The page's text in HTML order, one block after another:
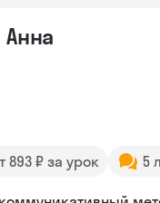
Анна
893 ₽ за урок 5